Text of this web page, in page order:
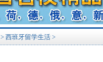
> 西班牙留学生活 >